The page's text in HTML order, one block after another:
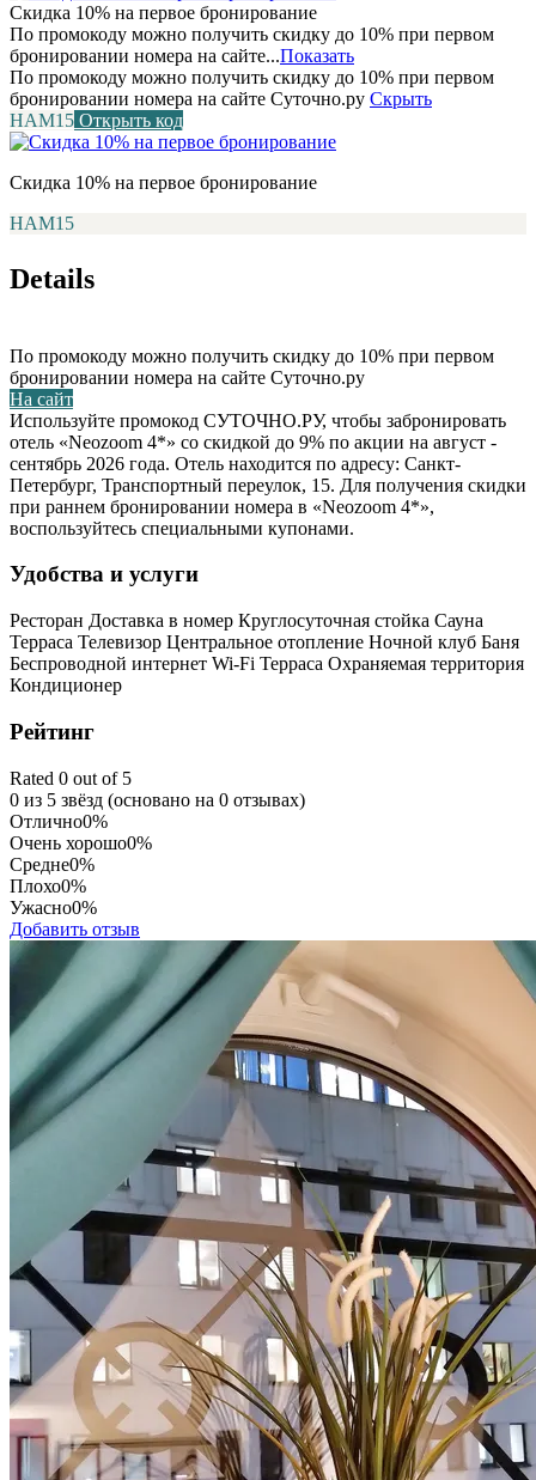
Скидка 10% на первое бронирование
По промокоду можно получить скидку до 10% при первом
бронировании номера на сайте...Показать
По промокоду можно получить скидку до 10% при первом
бронировании номера на сайте Суточно.ру Скрыть
НАМ15 Открыть код
Скидка 10% на первое бронирование
НАМ15
Details
По промокоду можно получить скидку до 10% при первом
бронировании номера на сайте Суточно.ру
На сайт
Используйте промокод СУТОЧНО.РУ, чтобы забронировать
отель «Neozoom 4*» со скидкой до 9% по акции на август -
сентябрь 2026 года. Отель находится по адресу: Санкт-
Петербург, Транспортный переулок, 15. Для получения скидки
при раннем бронировании номера в «Neozoom 4*»,
воспользуйтесь специальными купонами.
Удобства и услуги
Ресторан Доставка в номер Круглосуточная стойка Сауна
Терраса Телевизор Центральное отопление Ночной клуб Баня
Беспроводной интернет Wi-Fi Терраса Охраняемая территория
Кондиционер
Рейтинг
Rated 0 out of 5
0 из 5 звёзд (основано на 0 отзывах)
Отлично0%
Очень хорошо0%
Средне0%
Плохо0%
Ужасно0%
Добавить отзыв